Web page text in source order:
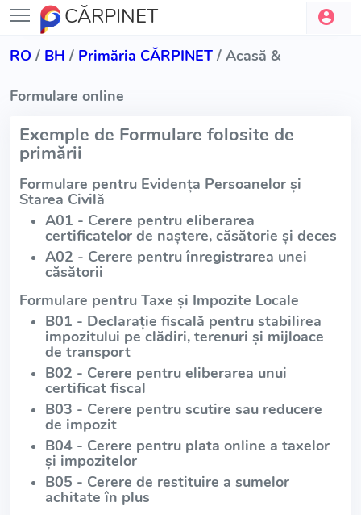
CĂRPINET
RO / BH / Primăria CĂRPINET / Acasă &
Formulare online
Exemple de Formulare folosite de
primării
Formulare pentru Evidența Persoanelor și
Starea Civilă
A01 - Cerere pentru eliberarea
certificatelor de naștere, căsătorie și deces
A02 - Cerere pentru înregistrarea unei
căsătorii
Formulare pentru Taxe și Impozite Locale
B01 - Declarație fiscală pentru stabilirea
impozitului pe clădiri, terenuri și mijloace
de transport
B02 - Cerere pentru eliberarea unui
certificat fiscal
B03 - Cerere pentru scutire sau reducere
de impozit
B04 - Cerere pentru plata online a taxelor
și impozitelor
B05 - Cerere de restituire a sumelor
achitate în plus